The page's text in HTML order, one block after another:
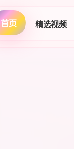
首页 精选视频